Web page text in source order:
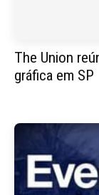
The Union
gráfica em SP